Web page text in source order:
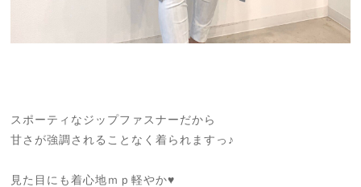
スポーティなジップファスナーだから
甘さが強調されることなく着られますっ♪
見た目にも着心地ｍｐ軽やか♥